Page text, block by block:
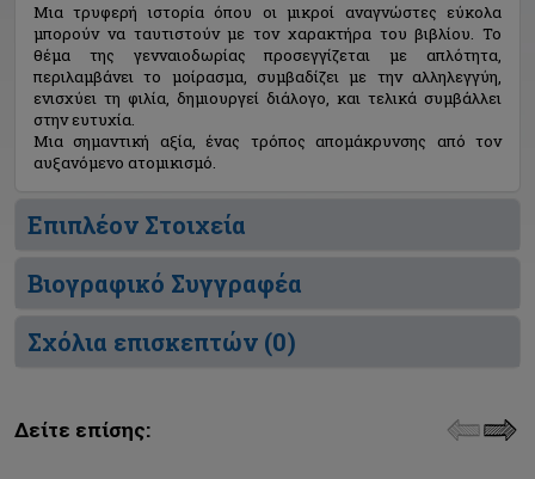
Mια τρυφερή ιστορία όπου οι μικροί αναγνώστες εύκολα
μπορούν να ταυτιστούν με τον χαρακτήρα του βιβλίου. Το
θέμα της γενναιοδωρίας προσεγγίζεται με απλότητα,
περιλαμβάνει το μοίρασμα, συμβαδίζει με την αλληλεγγύη,
ενισχύει τη φιλία, δημιουργεί διάλογο, και τελικά συμβάλλει
στην ευτυχία.
Μια σημαντική αξία, ένας τρόπος απομάκρυνσης από τον
αυξανόμενο ατομικισμό.
Επιπλέον Στοιχεία
Βιογραφικό Συγγραφέα
Σχόλια επισκεπτών (0)
Δείτε επίσης: